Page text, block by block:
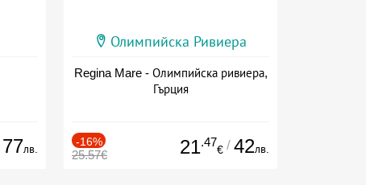
77лв.
Олимпийска Ривиера
Regina Mare - Олимпийска ривиера,
Гърция
-16%
25.57€ 21.47
€ / 42лв.